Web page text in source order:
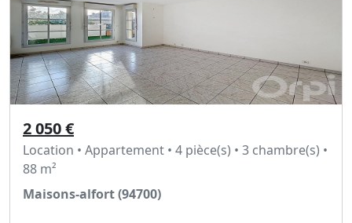
2 050 €
Location • Appartement • 4 pièce(s) • 3 chambre(s) •
88 m²
Maisons-alfort (94700)